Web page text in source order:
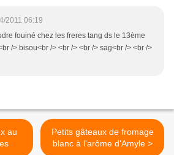
2011 06:19
fouiné chez les freres tang ds le 13ème
/> bisou<br /> <br /> <br /> sag<br /> <br />
Petits gâteaux de fromage
blanc à l'arôme d'Amyle >